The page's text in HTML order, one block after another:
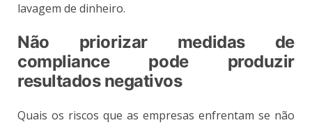
lavagem de dinheiro.
Não priorizar medidas de
compliance pode produzir
resultados negativos
Quais os riscos que as empresas enfrentam se não